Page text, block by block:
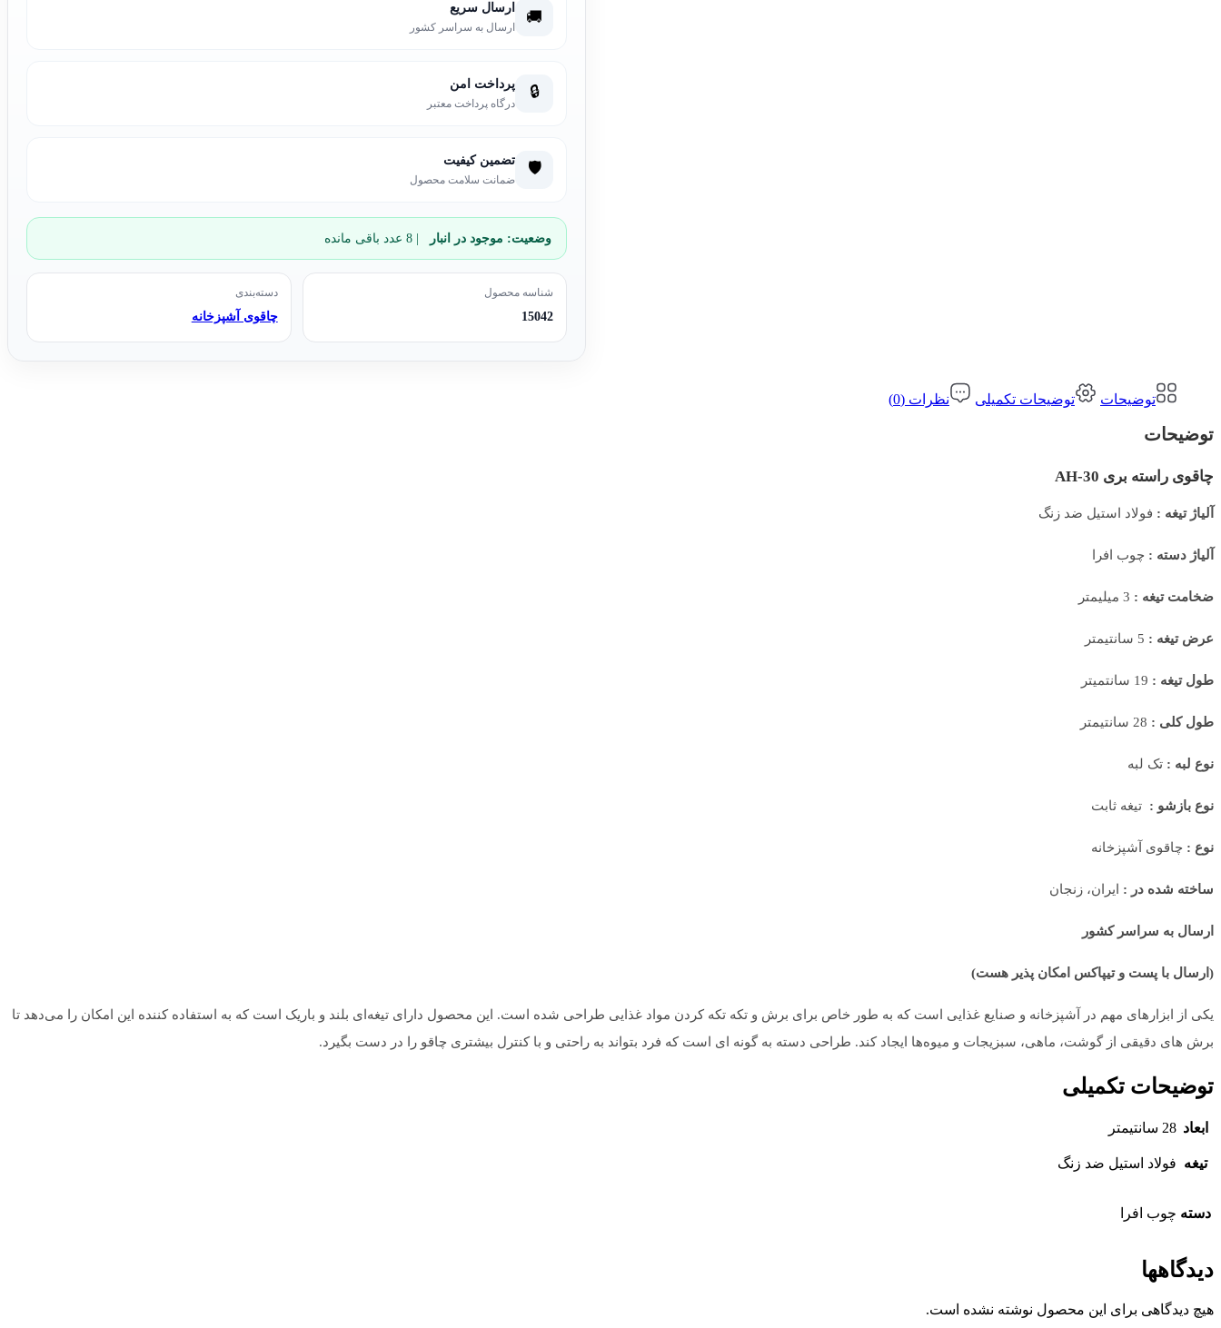
🚚 ارسال سریع
ارسال به سراسر کشور
🔒 پرداخت امن
درگاه پرداخت معتبر
🛡️ تضمین کیفیت
ضمانت سلامت محصول
وضعیت: موجود در انبار
شناسه محصول
15042
دسته‌بندی
چاقوی آشپزخانه
توضیحات توضیحات تکمیلی نظرات (0)
توضیحات
چاقوی راسته بری AH-30
آلیاژ تیغه : فولاد استیل ضد زنگ
آلیاژ دسته : چوب افرا
ضخامت تیغه :
عرض تیغه :
طول تیغه :
طول کلی :
نوع لبه : تک لبه
نوع بازشو : تیغه ثابت
نوع : چاقوی آشپزخانه
ساخته شده در : ایران، زنجان
ارسال به سراسر کشور
(ارسال با پست و تیپاکس امکان پذیر هست)
یکی از ابزارهای مهم در آشپزخانه و صنایع غذایی است که به طور خاص برای برش و تکه‌ تکه کردن مواد غذایی طراحی شده است. این محصول دارای تیغه‌ای بلند و باریک است که به استفاده کننده این امکان را می‌دهد تا
برش‌ های دقیقی از گوشت، ماهی، سبزیجات و میوه‌ها ایجاد کند. طراحی دسته به گونه‌ ای است که فرد بتواند به راحتی و با کنترل بیشتری چاقو را در دست بگیرد.
توضیحات تکمیلی
ابعاد 28 سانتیمتر
تیغه فولاد استیل ضد زنگ
دسته چوب افرا
دیدگاهها
هیچ دیدگاهی برای این محصول نوشته نشده است.